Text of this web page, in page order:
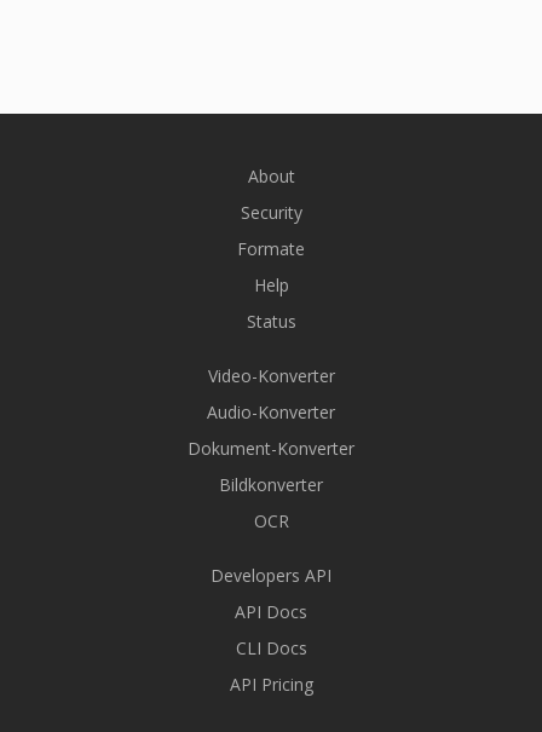
About
Security
Formate
Help
Status
Video-Konverter
Audio-Konverter
Dokument-Konverter
Bildkonverter
OCR
Developers API
API Docs
CLI Docs
API Pricing